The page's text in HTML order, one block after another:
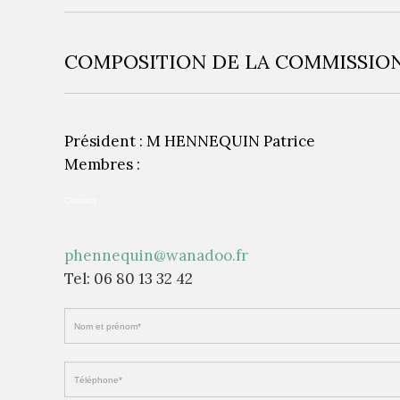
COMPOSITION DE LA
Président : M HENNEQUIN Patrice
Membres :
phennequin@wanadoo.fr
Tel: 06 80 13 32 42